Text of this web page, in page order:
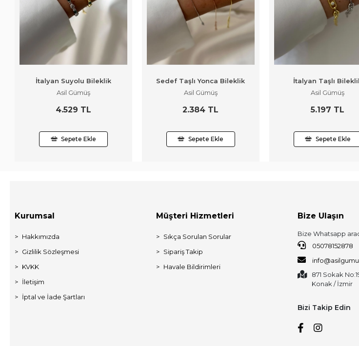
İtalyan Suyolu Bileklik
Asil Gümüş
4.529 TL
Sepete Ekle
Sedef Taşlı Yonca Bileklik
Asil Gümüş
2.384 TL
Sepete Ekle
İtalyan Taşlı
Asil Gümüş
5.197 TL
Sepete Ekle
Kurumsal
Hakkımızda
Gizlilik Sözleşmesi
KVKK
İletişim
İptal ve İade Şartları
Müşteri Hizmetleri
Sıkça Sorulan Sorular
Sipariş Takip
Havale Bildirimleri
Bize Ulaşın
Bize Whatsapp
05078152878
871 Sokak
Konak / İzmir
Bizi Takip Edin